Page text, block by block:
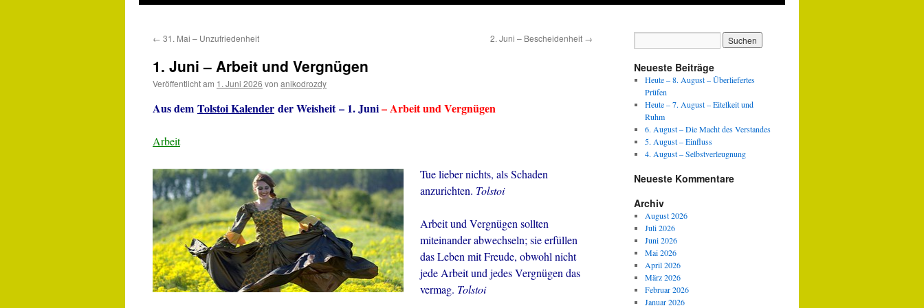
← 31. Mai – Unzufriedenheit 2. Juni – Bescheidenheit →
1. Juni – Arbeit und Vergnügen
Veröffentlicht am 1. Juni 2026 von anikodrozdy
Aus dem Tolstoi Kalender der Weisheit – 1. Juni– Arbeit und Vergnügen
Arbeit
Tue lieber nichts, als Schaden
anzurichten. Tolstoi
Arbeit und Vergnügen sollten
miteinander abwechseln; sie erfüllen
das Leben mit Freude, obwohl nicht
jede Arbeit und jedes Vergnügen das
vermag. Tolstoi
Neueste Beiträge
Heute – 8. August – Überliefertes
Prüfen
Heute – 7. August – Eitelkeit und
Ruhm
6. August – Die Macht des Verstandes
5. August – Einfluss
4. August – Selbstverleugnung
Neueste Kommentare
Archiv
August 2026
Juli 2026
Juni 2026
Mai 2026
April 2026
März 2026
Februar 2026
Januar 2026